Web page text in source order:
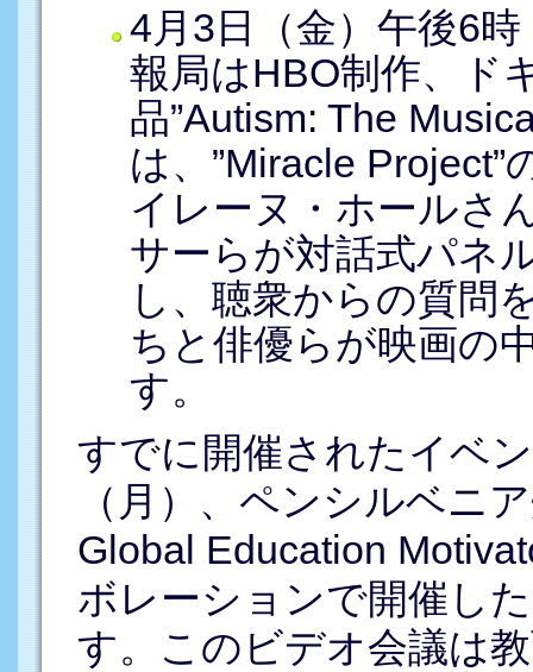
4月3日（金）午後6
報局はHBO制作、ド
品”Autism: The
は、”Miracle
イレーヌ・ホールさ
サーらが対話式パネ
し、聴衆からの質問
ちと俳優らが映画の
す。
すでに開催されたイベ
（月）、ペンシルベニ
Global Education
ボレーションで開催し
す。このビデオ会議は